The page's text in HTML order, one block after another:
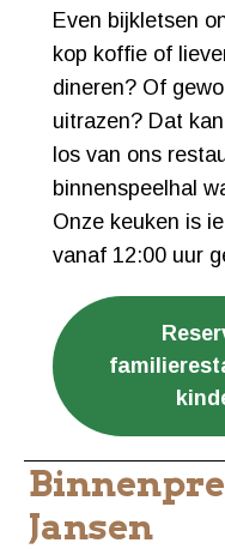
Even bijkletsen
kop koffie of
dineren? Of
uitrazen? Dat
los van ons
binnenspeelhal
Onze keuken is
vanaf 12:00 uur
Jansen